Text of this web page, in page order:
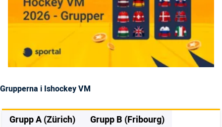
Grupperna i Ishockey VM
Grupp A (Zürich) Grupp B (Fribourg)